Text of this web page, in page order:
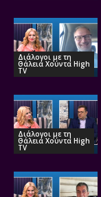
Διάλογοι με τη
Θάλεια Χούντα High
TV
Διάλογοι με τη
Θάλεια Χούντα High
TV